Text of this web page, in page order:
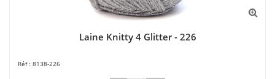
Laine Knitty 4 Glitter - 226
8138-226